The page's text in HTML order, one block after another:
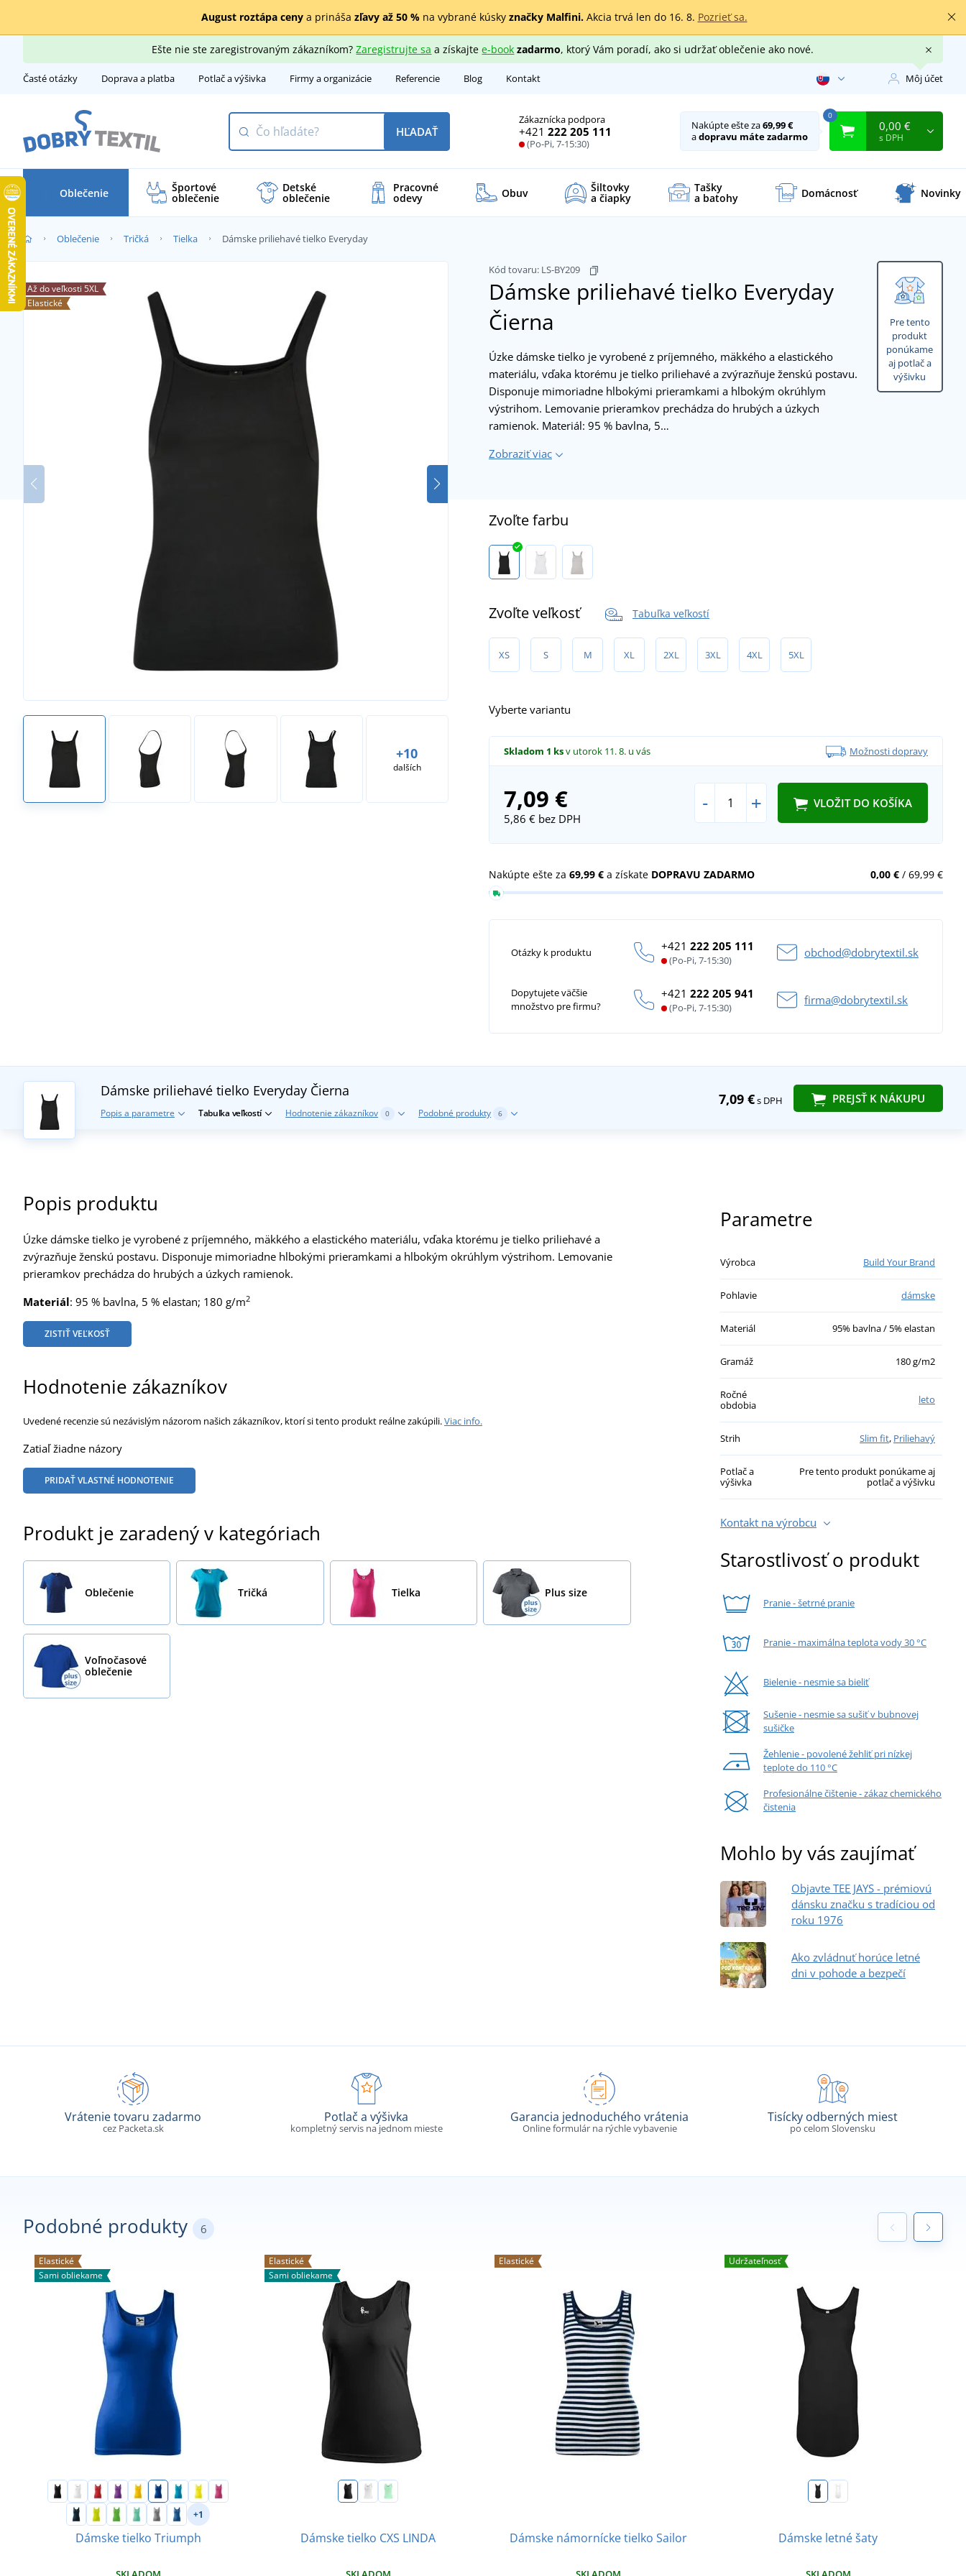
August roztápa cenya prináša zľavy až 50 %na vybrané kúsky značky Malfini.Akcia trvá len do 16. 8. Pozrieť sa.
Ešte nie ste zaregistrovaným zákazníkom?Zaregistrujte sa a získajtee-book zadarmo, ktorý Vám poradí, ako si udržať oblečenie ako nové.
Časté otázky Doprava a platba Potlač a výšivka Firmy a organizácie Referencie Blog Kontakt Môj účet
Zákaznícka podpora
+421 222 205 111
(Po-Pi, 7-15:30)
HĽADAŤ Nakúpte ešte za69,99 €
adopravu máte zadarmo
0
0,00 €
s DPH
Oblečenie Športové
oblečenie
Detské
oblečenie
Pracovné
odevy Obuv Šiltovky
a čiapky
Tašky
a batohy Domácnosť Novinky
Oblečenie Tričká Tielka Dámske priliehavé tielko Everyday
Pre tento
produkt
ponúkame
aj potlač a
výšivku
Kód tovaru: LS-BY209
Dámske priliehavé tielko Everyday
Čierna
+10
dalších
Až do veľkosti 5XL
Elastické
Úzke dámske tielko je vyrobené z príjemného, mäkkého a elastického
materiálu, vďaka ktorému je tielko priliehavé a zvýrazňuje ženskú postavu.
Disponuje mimoriadne hlbokými prieramkami a hlbokým okrúhlym
výstrihom. Lemovanie prieramkov prechádza do hrubých a úzkych
ramienok. Materiál: 95 % bavlna, 5…
Zobraziť viac
Zvoľte farbu
Zvoľte veľkosť Tabuľka veľkostí
XS S M XL 2XL 3XL 4XL 5XL
Vyberte variantu
Skladom 1 ksv utorok 11. 8. u vás Možnosti dopravy
7,09 €
5,86 €bez DPH
- + VLOŽIT DO KOŠÍKA
0,00 €/ 69,99 €
Nakúpte ešte za 69,99 € a získate DOPRAVU ZADARMO
Otázky k produktu +421222 205 111
(Po-Pi, 7-15:30)
obchod@dobrytextil.sk
Dopytujete väčšie
množstvo pre firmu?
+421222 205 941
(Po-Pi, 7-15:30)
firma@dobrytextil.sk
7,09 €s DPH PREJSŤ K NÁKUPU
Dámske priliehavé tielko Everyday Čierna
Popis a parametre Tabuľka veľkostí Hodnotenie zákazníkov 0 Podobné produkty 6
Popis produktu
Úzke dámske tielko je vyrobené z príjemného, mäkkého a elastického materiálu, vďaka ktorému je tielko priliehavé a
zvýrazňuje ženskú postavu. Disponuje mimoriadne hlbokými prieramkami a hlbokým okrúhlym výstrihom. Lemovanie
prieramkov prechádza do hrubých a úzkych ramienok.
Materiál: 95 % bavlna, 5 % elastan; 180 g/m2
ZISTIŤ VEĽKOSŤ
Hodnotenie zákazníkov
Uvedené recenzie sú nezávislým názorom našich zákazníkov, ktorí si tento produkt reálne zakúpili.Viac info.
Zatiaľ žiadne názory
PRIDAŤ VLASTNÉ HODNOTENIE
Produkt je zaradený v kategóriach
Oblečenie Tričká Tielka Plus size
Voľnočasové
oblečenie
Parametre
Výrobca Build Your Brand
Pohlavie dámske
Materiál 95% bavlna / 5% elastan
Gramáž 180 g/m2
Ročné
obdobia
leto
Strih Slim fit, Priliehavý
Potlač a
výšivka
Pre tento produkt ponúkame aj
potlač a výšivku
Kontakt na výrobcu
Starostlivosť o produkt
Pranie - šetrné pranie
Pranie - maximálna teplota vody 30 °C
Bielenie - nesmie sa bieliť
Sušenie - nesmie sa sušiť v bubnovej
sušičke
Žehlenie - povolené žehliť pri nízkej
teplote do 110 °C
Profesionálne čištenie - zákaz chemického
čistenia
Mohlo by vás zaujímať
Objavte TEE JAYS - prémiovú
dánsku značku s tradíciou od
roku 1976
Ako zvládnuť horúce letné
dni v pohode a bezpečí
Vrátenie tovaru zadarmo
cez Packeta.sk
Potlač a výšivka
kompletný servis na jednom mieste
Garancia jednoduchého vrátenia
Online formulár na rýchle vybavenie
Tisícky odberných miest
po celom Slovensku
Podobné produkty 6
Elastické
Sami obliekame
+1
Dámske tielko Triumph
Elastické
Sami obliekame
Dámske tielko CXS LINDA
Elastické
Dámske námornícke tielko Sailor
Udržateľnosť
Dámske letné šaty